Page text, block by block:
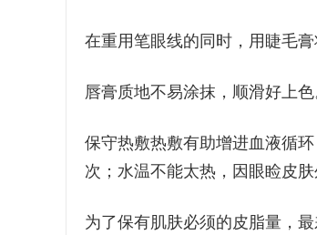
在重用笔眼线的同时，用睫毛膏
唇膏质地不易涂抹，顺滑好上色
保守热敷热敷有助增进血液循
次；水温不能太热，因眼睑皮
为了保有肌肤必须的皮脂量，